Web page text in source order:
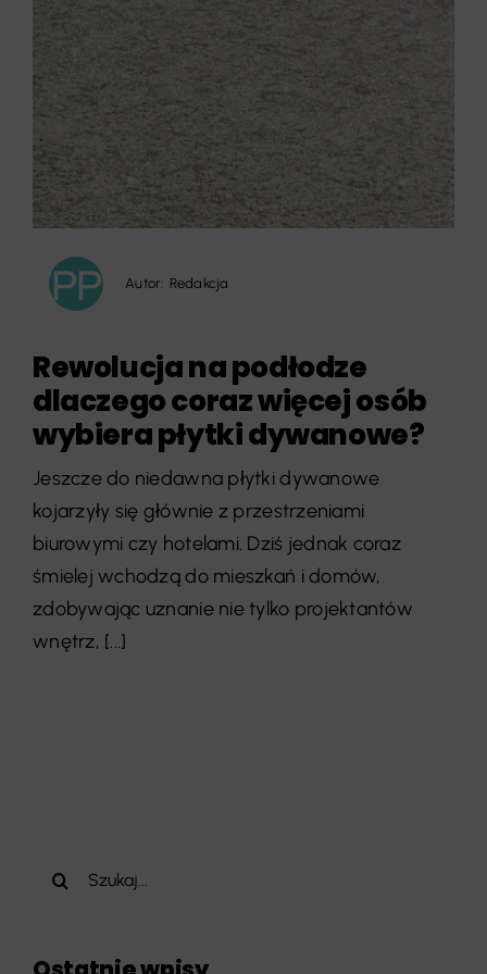
Autor: Redakcja
Rewolucja na podłodze
dlaczego coraz więcej osób
wybiera płytki dywanowe?
Jeszcze do niedawna płytki dywanowe
kojarzyły się głównie z przestrzeniami
biurowymi czy hotelami. Dziś jednak coraz
śmielej wchodzą do mieszkań i domów,
zdobywając uznanie nie tylko projektantów
wnętrz, [...]
Szukaj